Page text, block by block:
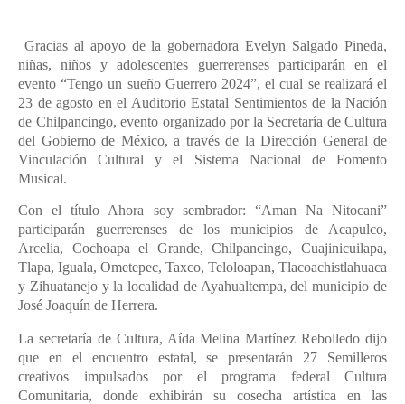
Gracias al apoyo de la gobernadora Evelyn Salgado Pineda,
niñas, niños y adolescentes guerrerenses participarán en el
evento “Tengo un sueño Guerrero 2024”, el cual se realizará el
23 de agosto en el Auditorio Estatal Sentimientos de la Nación
de Chilpancingo, evento organizado por la Secretaría de Cultura
del Gobierno de México, a través de la Dirección General de
Vinculación Cultural y el Sistema Nacional de Fomento
Musical.
Con el título Ahora soy sembrador: “Aman Na Nitocani”
participarán guerrerenses de los municipios de Acapulco,
Arcelia, Cochoapa el Grande, Chilpancingo, Cuajinicuilapa,
Tlapa, Iguala, Ometepec, Taxco, Teloloapan, Tlacoachistlahuaca
y Zihuatanejo y la localidad de Ayahualtempa, del municipio de
José Joaquín de Herrera.
La secretaría de Cultura, Aída Melina Martínez Rebolledo dijo
que en el encuentro estatal, se presentarán 27 Semilleros
creativos impulsados por el programa federal Cultura
Comunitaria, donde exhibirán su cosecha artística en las